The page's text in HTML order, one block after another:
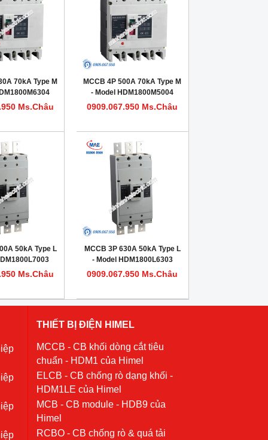
70kA Type M
Ms.Châu
MCCB 4P 500A 70kA Type M
- Model HDM1800M5004
0909.067.950 Ms.Châu
50kA Type L
Ms.Châu
MCCB 3P 630A 50kA Type L
- Model HDM1800L6303
0909.067.950 Ms.Châu
THIẾT BỊ ĐIỆN HIMEL
MCCB - CB khối dòng cắt tiêu
chuẩn - HDM1 của Himel
ELCB - CB chống rò dạng khối -
HDM1LE của Himel
MCB - CB module - HDB9 của
Himel
RCBO - CB chống rò & quá tải